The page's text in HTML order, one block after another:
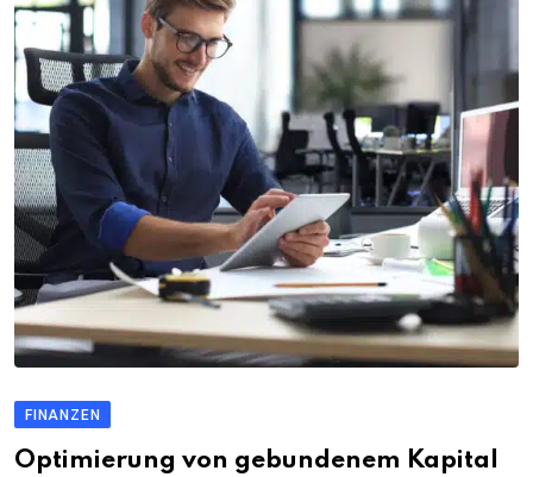
FINANZEN
Optimierung von gebundenem Kapital